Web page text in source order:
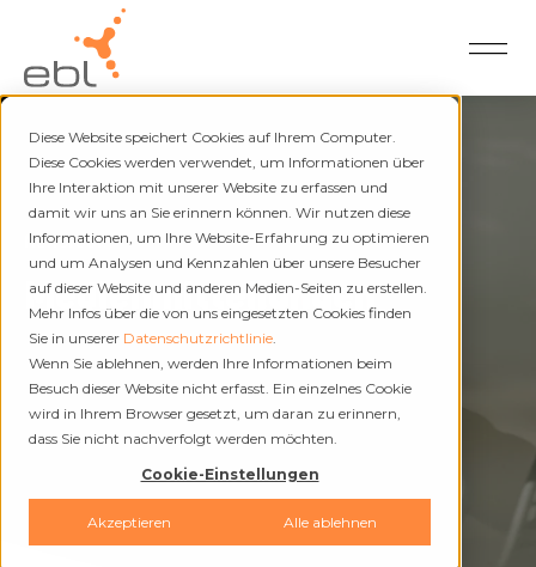
Diese Website speichert Cookies auf Ihrem Computer.
Diese Cookies werden verwendet, um Informationen über
Ihre Interaktion mit unserer Website zu erfassen und
damit wir uns an Sie erinnern können. Wir nutzen diese
Informationen, um Ihre Website-Erfahrung zu optimieren
und um Analysen und Kennzahlen über unsere Besucher
auf dieser Website und anderen Medien-Seiten zu erstellen.
Mehr Infos über die von uns eingesetzten Cookies finden
Sie in unserer Datenschutzrichtlinie.
Wenn Sie ablehnen, werden Ihre Informationen beim
Besuch dieser Website nicht erfasst. Ein einzelnes Cookie
wird in Ihrem Browser gesetzt, um daran zu erinnern,
dass Sie nicht nachverfolgt werden möchten.
Cookie-Einstellungen
Akzeptieren Alle ablehnen
Newsroom
Medienmitteilungen